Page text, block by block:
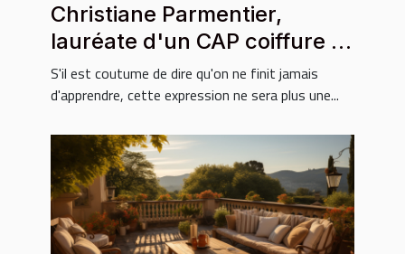
Christiane Parmentier,
lauréate d'un CAP coiffure à
67 ans
S'il est coutume de dire qu'on ne finit jamais
d'apprendre, cette expression ne sera plus une...